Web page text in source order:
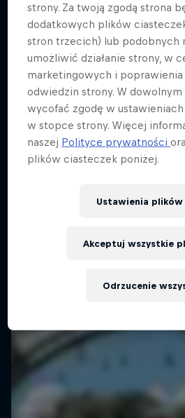
strony. Za twoją zgodą strona
dodatkowych plików
stron trzecich) lub podobnych
umożliwić działanie strony, w
marketingowych i poprawienia
odwiedzin strony. W
wycofać zgodę w
w stopce strony. Więcej
naszej Polityce prywatności
plików ciasteczek poniżej.
Ustawienia plików
Odrzucenie
Akceptuj wszystkie